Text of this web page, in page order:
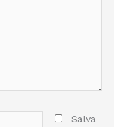
Salva